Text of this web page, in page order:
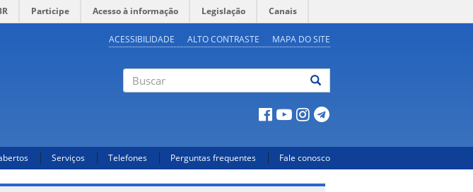
Participe Acesso à informação Legislação Canais
ACESSIBILIDADE ALTO CONTRASTE MAPA DO SITE
Serviços Telefones Perguntas frequentes Fale conosco